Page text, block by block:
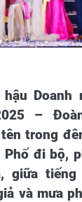
Doanh
–
trong
đi bộ,
giữa
và mưa